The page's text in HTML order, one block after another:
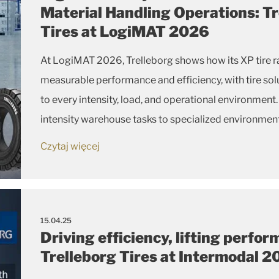
Material Handling Operations:
Tires at LogiMAT 2026
At LogiMAT 2026, Trelleborg shows how its XP tire
measurable performance and efficiency, with tire
to every intensity, load, and operational
intensity warehouse tasks to specialized
Czytaj więcej
15.04.25
Driving efficiency, lifting
Trelleborg Tires at Intermodal